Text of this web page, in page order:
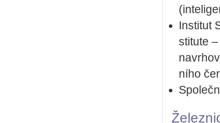
In­sti­tut
sti­tu­te
ní­ho